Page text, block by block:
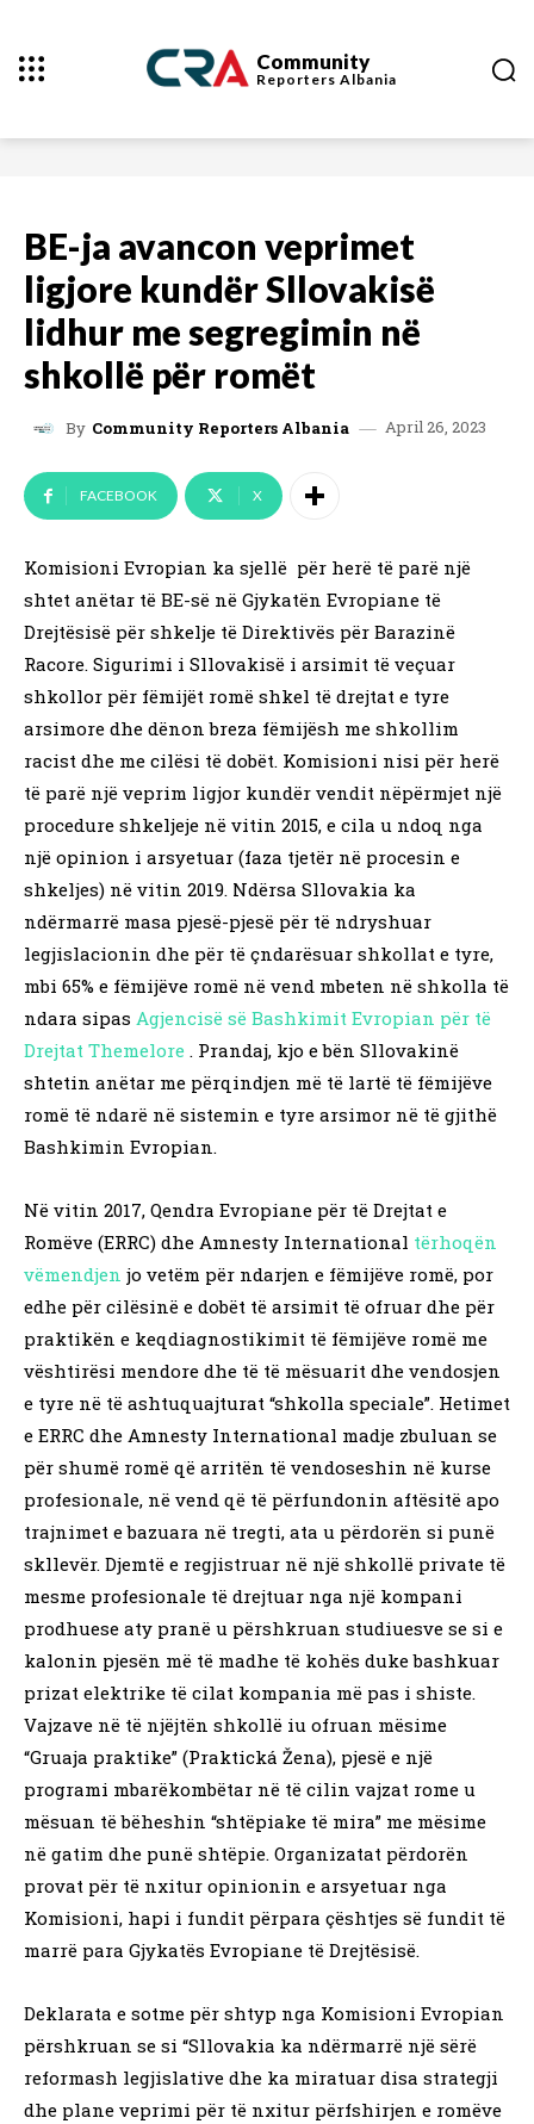
Community
Reporters Albania
BE-ja avancon veprimet
ligjore kundër Sllovakisë
lidhur me segregimin në
shkollë për romët
By Community Reporters Albania April 26, 2023
FACEBOOK X
Komisioni Evropian ka sjellë për herë të parë një
shtet anëtar të BE-së në Gjykatën Evropiane të
Drejtësisë për shkelje të Direktivës për Barazinë
Racore. Sigurimi i Sllovakisë i arsimit të veçuar
shkollor për fëmijët romë shkel të drejtat e tyre
arsimore dhe dënon breza fëmijësh me shkollim
racist dhe me cilësi të dobët. Komisioni nisi për herë
të parë një veprim ligjor kundër vendit nëpërmjet një
procedure shkeljeje në vitin 2015, e cila u ndoq nga
një opinion i arsyetuar (faza tjetër në procesin e
shkeljes) në vitin 2019. Ndërsa Sllovakia ka
ndërmarrë masa pjesë-pjesë për të ndryshuar
legjislacionin dhe për të çndarësuar shkollat e tyre,
mbi 65% e fëmijëve romë në vend mbeten në shkolla të
ndara sipas Agjencisë së Bashkimit Evropian për të
Drejtat Themelore . Prandaj, kjo e bën Sllovakinë
shtetin anëtar me përqindjen më të lartë të fëmijëve
romë të ndarë në sistemin e tyre arsimor në të gjithë
Bashkimin Evropian.
Në vitin 2017, Qendra Evropiane për të Drejtat e
Romëve (ERRC) dhe Amnesty International tërhoqën
vëmendjen jo vetëm për ndarjen e fëmijëve romë, por
edhe për cilësinë e dobët të arsimit të ofruar dhe për
praktikën e keqdiagnostikimit të fëmijëve romë me
vështirësi mendore dhe të të mësuarit dhe vendosjen
e tyre në të ashtuquajturat “shkolla speciale”. Hetimet
e ERRC dhe Amnesty International madje zbuluan se
për shumë romë që arritën të vendoseshin në kurse
profesionale, në vend që të përfundonin aftësitë apo
trajnimet e bazuara në tregti, ata u përdorën si punë
skllevër. Djemtë e regjistruar në një shkollë private të
mesme profesionale të drejtuar nga një kompani
prodhuese aty pranë u përshkruan studiuesve se si e
kalonin pjesën më të madhe të kohës duke bashkuar
prizat elektrike të cilat kompania më pas i shiste.
Vajzave në të njëjtën shkollë iu ofruan mësime
“Gruaja praktike” (Praktická Žena), pjesë e një
programi mbarëkombëtar në të cilin vajzat rome u
mësuan të bëheshin “shtëpiake të mira” me mësime
në gatim dhe punë shtëpie. Organizatat përdorën
provat për të nxitur opinionin e arsyetuar nga
Komisioni, hapi i fundit përpara çështjes së fundit të
marrë para Gjykatës Evropiane të Drejtësisë.
Deklarata e sotme për shtyp nga Komisioni Evropian
përshkruan se si “Sllovakia ka ndërmarrë një sërë
reformash legjislative dhe ka miratuar disa strategji
dhe plane veprimi për të nxitur përfshirjen e romëve